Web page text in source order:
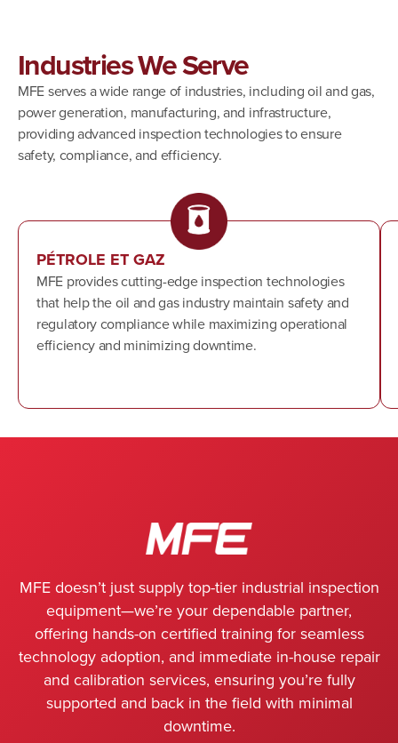
Industries We Serve
MFE serves a wide range of industries, including oil and gas,
power generation, manufacturing, and infrastructure,
providing advanced inspection technologies to ensure
safety, compliance, and efficiency.
PÉTROLE ET GAZ
MFE provides cutting-edge inspection technologies
that help the oil and gas industry maintain safety and
regulatory compliance while maximizing operational
efficiency and minimizing downtime.
MFE doesn’t just supply top-tier industrial inspection
equipment—we’re your dependable partner,
offering hands-on certified training for seamless
technology adoption, and immediate in-house repair
and calibration services, ensuring you’re fully
supported and back in the field with minimal
downtime.